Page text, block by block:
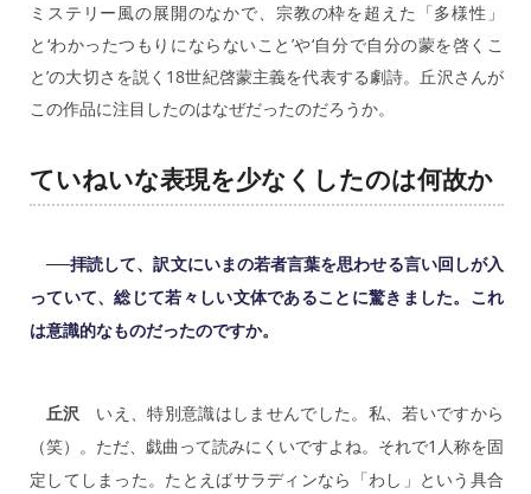
ミステリー風の展開のなかで、宗教の枠を超えた「多様性」
と‘わかったつもりにならないこと’や‘自分で自分の蒙を啓くこ
と’の大切さを説く18世紀啓蒙主義を代表する劇詩。丘沢さんが
この作品に注目したのはなぜだったのだろうか。
ていねいな表現を少なくしたのは何故か
──拝読して、訳文にいまの若者言葉を思わせる言い回しが入
っていて、総じて若々しい文体であることに驚きました。これ
は意識的なものだったのですか。
丘沢 いえ、特別意識はしませんでした。私、若いですから
（笑）。ただ、戯曲って読みにくいですよね。それで1人称を固
定してしまった。たとえばサラディンなら「わし」という具合